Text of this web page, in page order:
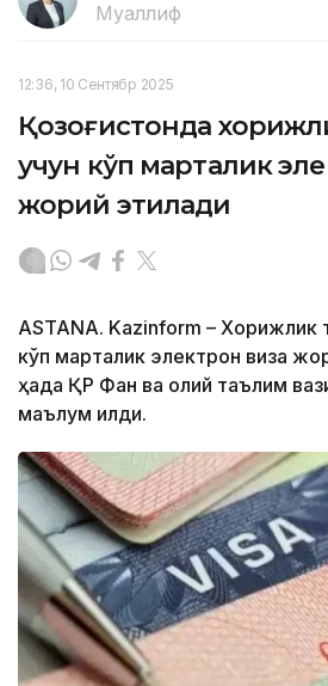
Муаллиф
12:36, 10 Сентябр 2025
Қозоғистонда
учун кўп марталик
жорий этилади
ASTANA. Kazinform – Хорижлик
кўп марталик электрон виза
ҳақда ҚР Фан ва олий таълим
маълум қилди.